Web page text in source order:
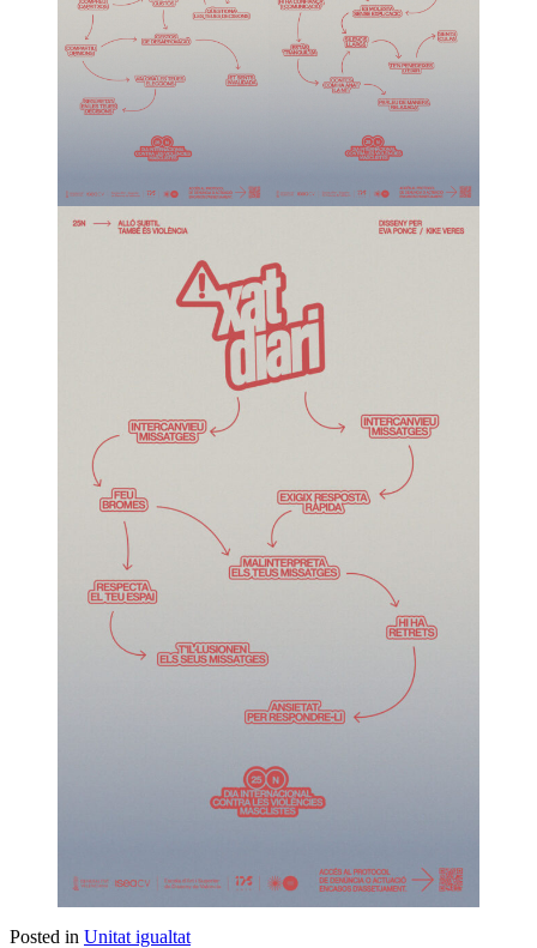
Posted in Unitat igualtat